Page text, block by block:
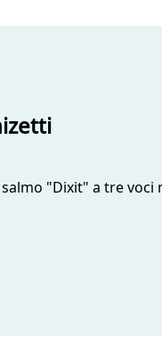
"Dixit" a tre